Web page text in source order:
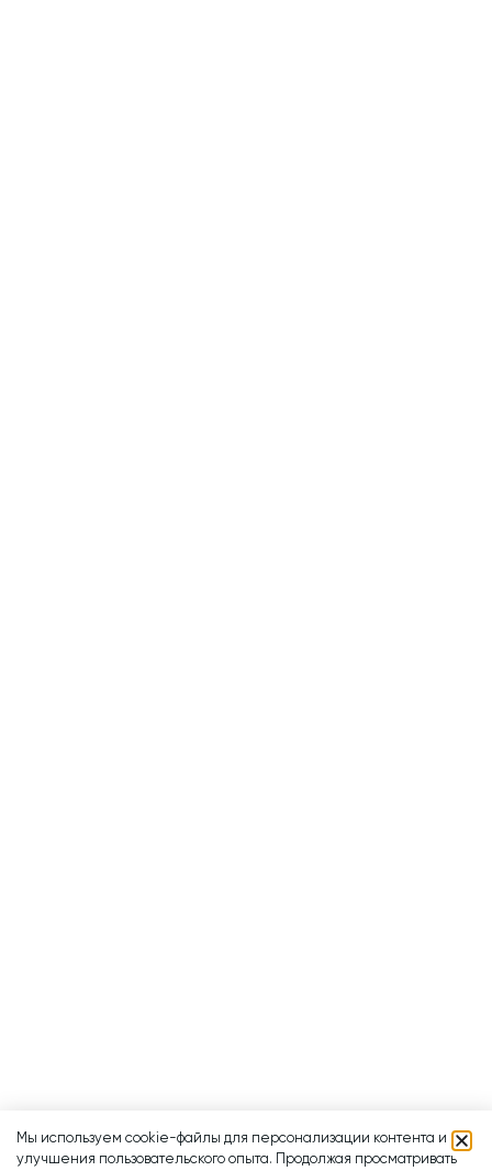
Мы используем cookie-файлы для персонализации контента и
улучшения пользовательского опыта. Продолжая просматривать